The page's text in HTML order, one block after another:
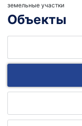
земельные участки
Объекты